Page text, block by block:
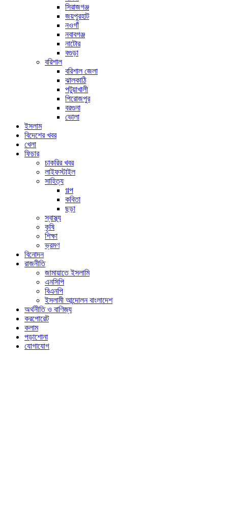
সিরাজগঞ্জ
জয়পুরহাট
নওগাঁ
নবাবগঞ্জ
নাটোর
বগুড়া
বরিশাল
বরিশাল জেলা
ঝালকাঠি
পটুয়াখালী
পিরোজপুর
বরগুনা
ভোলা
ইসলাম
বিদেশের খবর
খেলা
ফিচার
চাকরির খবর
লাইফস্টাইল
সাহিত্য
গল্প
কবিতা
ছড়া
স্বাস্থ্য
কৃষি
শিক্ষা
ভ্রমণ
বিনোদন
রাজনীতি
জামায়াতে ইসলামি
এনসিপি
বিএনপি
ইসলামী আন্দোলন বাংলাদেশ
অর্থনীতি ও বাণিজ্য
করপোরেট
কলাম
পড়াশোনা
যোগাযোগ